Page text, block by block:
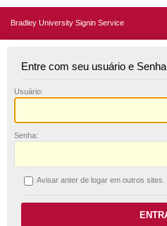
Bradley University Signin Service
Entre com seu usuário e Senha
Usuário:
Senha:
Avisar anter de logar em outros sites.